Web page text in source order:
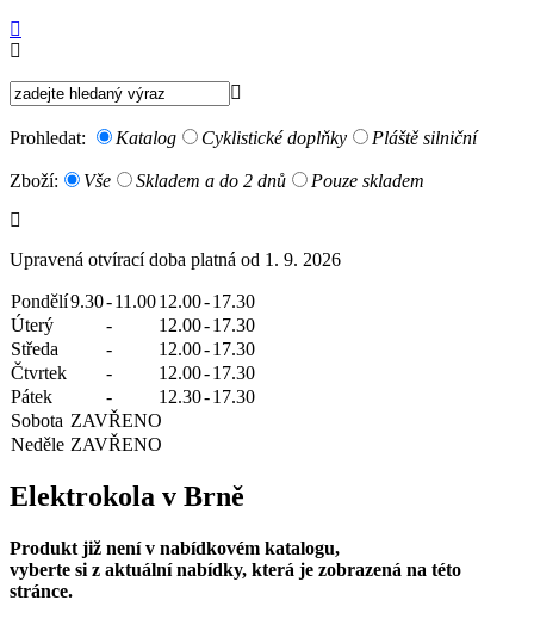
Prohledat: Katalog Cyklistické doplňky Pláště silniční
Zboží: Vše Skladem a do 2 dnů Pouze skladem
Upravená otvírací doba platná od 1. 9. 2026
Pondělí9.30-11.0012.00-17.30
Úterý
- 12.00-17.30
Středa
- 12.00-17.30
Čtvrtek
- 12.00-17.30
Pátek
- 12.30-17.30
Sobota ZAVŘENO
Neděle ZAVŘENO
Elektrokola v Brně
Produkt již není v nabídkovém katalogu,
vyberte si z aktuální nabídky, která je zobrazená na této
stránce.